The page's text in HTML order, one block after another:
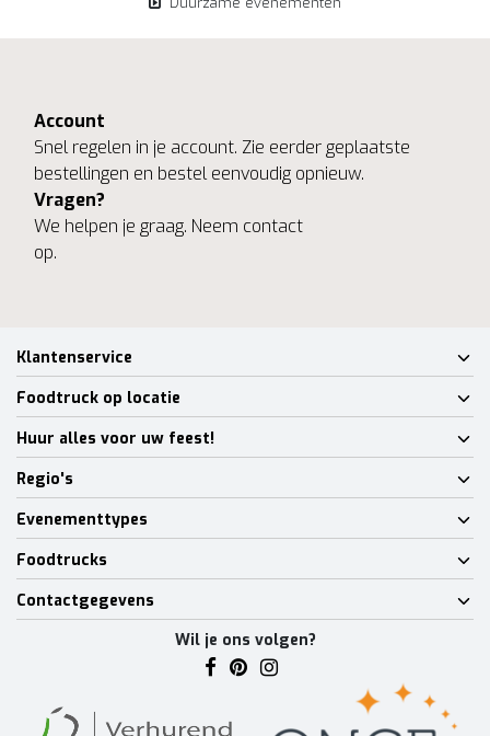
Account
Snel regelen in je account. Zie eerder geplaatste
bestellingen en bestel eenvoudig opnieuw.
Vragen?
We helpen je graag. Neem contact
op.
Klantenservice
Foodtruck op locatie
Huur alles voor uw feest!
Regio's
Evenementtypes
Foodtrucks
Contactgegevens
Wil je ons volgen?